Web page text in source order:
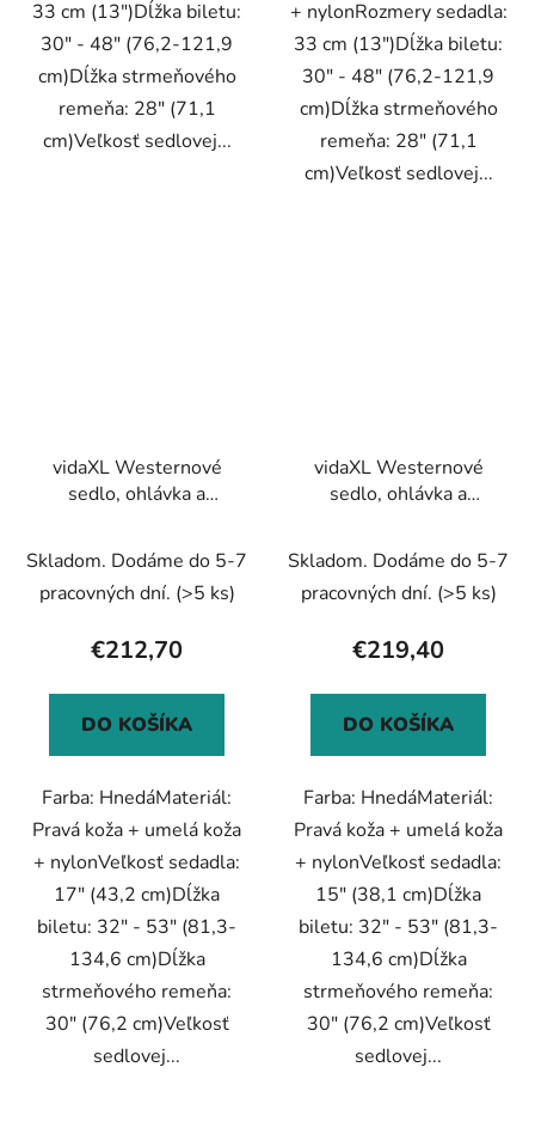
33 cm (13")Dĺžka biletu:
30" - 48" (76,2-121,9
cm)Dĺžka strmeňového
remeňa: 28" (71,1
cm)Veľkosť sedlovej...
+ nylonRozmery sedadla:
33 cm (13")Dĺžka biletu:
30" - 48" (76,2-121,9
cm)Dĺžka strmeňového
remeňa: 28" (71,1
cm)Veľkosť sedlovej...
vidaXL Westernové
sedlo, ohlávka a
17", hnedé
Skladom. Dodáme do 5-7
pracovných dní. (>5 ks)
€212,70
DO KOŠÍKA
Farba: HnedáMateriál:
Pravá koža + umelá koža
+ nylonVeľkosť sedadla:
17" (43,2 cm)Dĺžka
biletu: 32" - 53" (81,3-
134,6 cm)Dĺžka
strmeňového remeňa:
30" (76,2 cm)Veľkosť
sedlovej...
vidaXL Westernové
sedlo, ohlávka a
15", hnedé
Skladom. Dodáme do 5-7
pracovných dní. (>5 ks)
€219,40
DO KOŠÍKA
Farba: HnedáMateriál:
Pravá koža + umelá koža
+ nylonVeľkosť sedadla:
15" (38,1 cm)Dĺžka
biletu: 32" - 53" (81,3-
134,6 cm)Dĺžka
strmeňového remeňa:
30" (76,2 cm)Veľkosť
sedlovej...